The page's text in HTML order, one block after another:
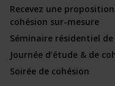
Recevez une
cohésion sur-mesure
Séminaire résidentiel
Journée d’étude & de
Soirée de cohésion